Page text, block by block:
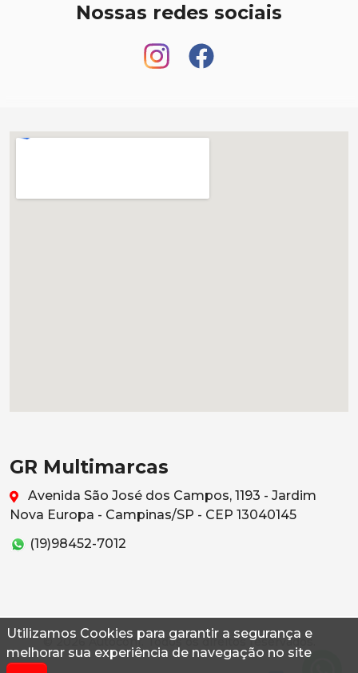
Utilizamos Cookies para garantir a segurança e
melhorar sua experiência de navegação no site
Nossas redes sociais
GR Multimarcas
Avenida São José dos Campos, 1193 - Jardim
Nova Europa - Campinas/SP - CEP 13040145
(19)98452-7012
© 2026 Autoconf. Todos os direitos reservados.